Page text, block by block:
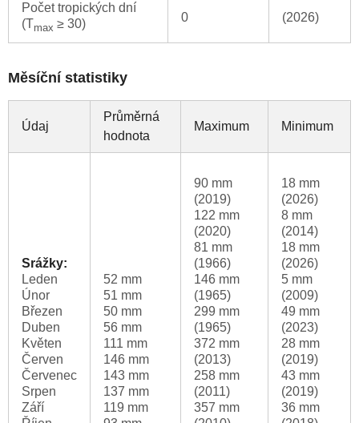
Počet tropických dní
(Tmax ≥ 30) 0 (2026)
Měsíční statistiky
Údaj
Průměrná
hodnota
Maximum Minimum
Srážky:
Leden
Únor
Březen
Duben
Květen
Červen
Červenec
Srpen
Září
52 mm
51 mm
50 mm
56 mm
111 mm
146 mm
143 mm
137 mm
119 mm
90 mm
(2019)
122 mm
(2020)
81 mm
(1966)
146 mm
(1965)
299 mm
(1965)
372 mm
(2013)
258 mm
(2011)
357 mm
18 mm
(2026)
8 mm
(2014)
18 mm
(2026)
5 mm
(2009)
49 mm
(2023)
28 mm
(2019)
43 mm
(2019)
36 mm